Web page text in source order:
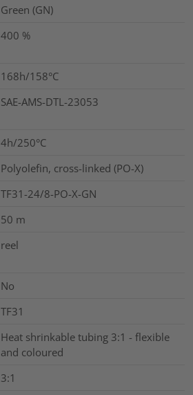
Green (GN)
400 %
168h/158°C
SAE-AMS-DTL-23053
4h/250°C
Polyolefin, cross-linked (PO-X)
TF31-24/8-PO-X-GN
50 m
reel
No
TF31
Heat shrinkable tubing 3:1 - flexible
and coloured
3:1